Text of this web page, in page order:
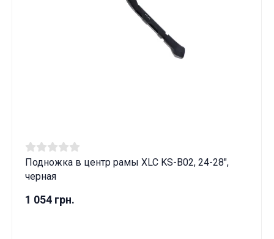
Подножка в центр рамы XLC KS-B02, 24-28",
черная
1 054 грн.